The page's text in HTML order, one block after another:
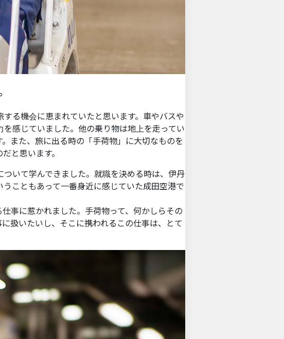
る機会に恵まれていたと思います。車やバスや
感じていました。他の乗り物は地上を走ってい
また、旅に出る時の「手荷物」に大切なものを
と思います。
いて学んできました。就職を決める時は、伊丹
こともあって一番身近に感じていた成田空港で
事に惹かれました。手荷物って、何かしらその
扱いたいし、そこに携われるこの仕事は、とて